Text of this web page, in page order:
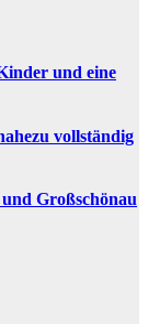
und eine
vollständig
Großschönau